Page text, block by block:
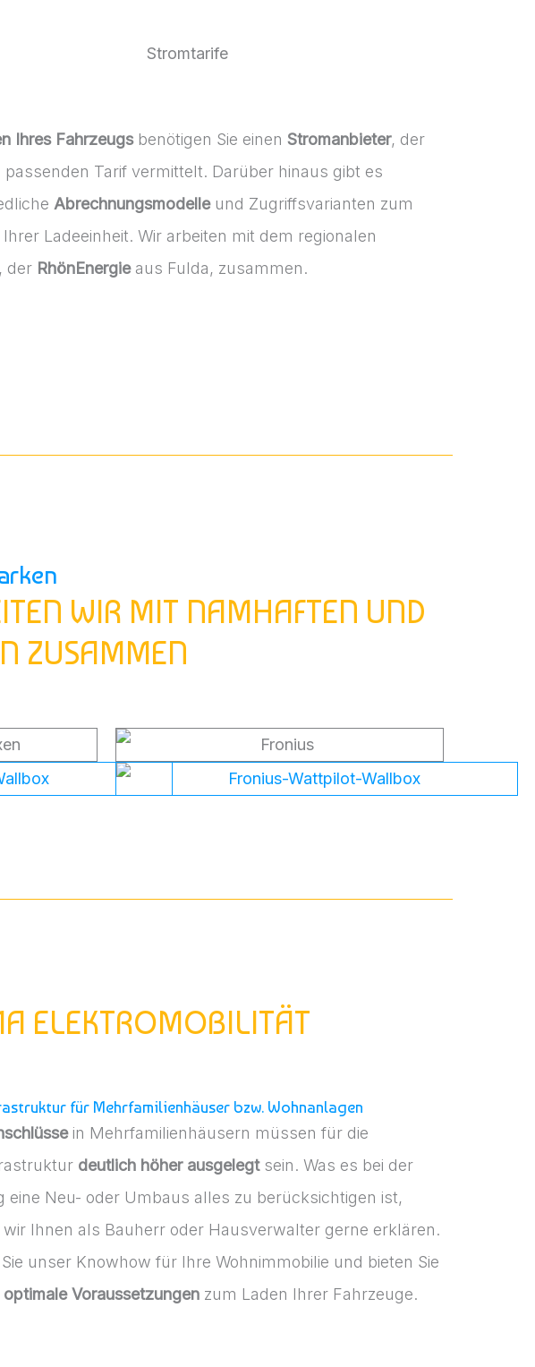
Ihres Fahrzeugsbenötigen Sie einen Stromanbieter, der
passenden Tarif vermittelt. Darüber hinaus gibt es
Abrechnungsmodelleund Zugriffsvarianten zum
Ladeeinheit. Wir arbeiten mit dem regionalen
der RhönEnergieaus Fulda, zusammen.
WIR MIT NAMHAFTEN UND
ZUSAMMEN
ELEKTROMOBILITÄT
für Mehrfamilienhäuser bzw. Wohnanlagen
in Mehrfamilienhäusern müssen für die
deutlich höher ausgelegtsein. Was es bei der
eine Neu- oder Umbaus alles zu berücksichtigen ist,
wir Ihnen als Bauherr oder Hausverwalter gerne erklären.
unser Knowhow für Ihre Wohnimmobilie und bieten Sie
Voraussetzungen zum Laden Ihrer Fahrzeuge.